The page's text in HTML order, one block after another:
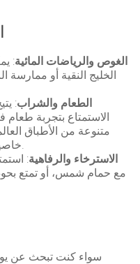
الغوص والرياضات المائية:
الخليج النقية أو ممارسة
الطعام والشراب:
الاستمتاع بتجربة
متنوعة من الأطباق
خاصين لتقديم تجربة طعام استثنائية.
الاسترخاء والرفاهية:
مع حمام شمس، أو تمتع
سواء كنت تبحث عن